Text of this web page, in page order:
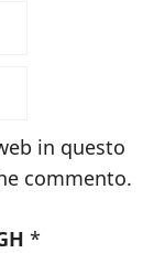
in questo
commento.
*